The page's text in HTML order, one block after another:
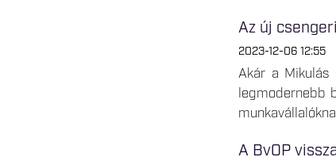
Az új
2023-12-06 12:55
Akár a
legmodernebb
A BvOP